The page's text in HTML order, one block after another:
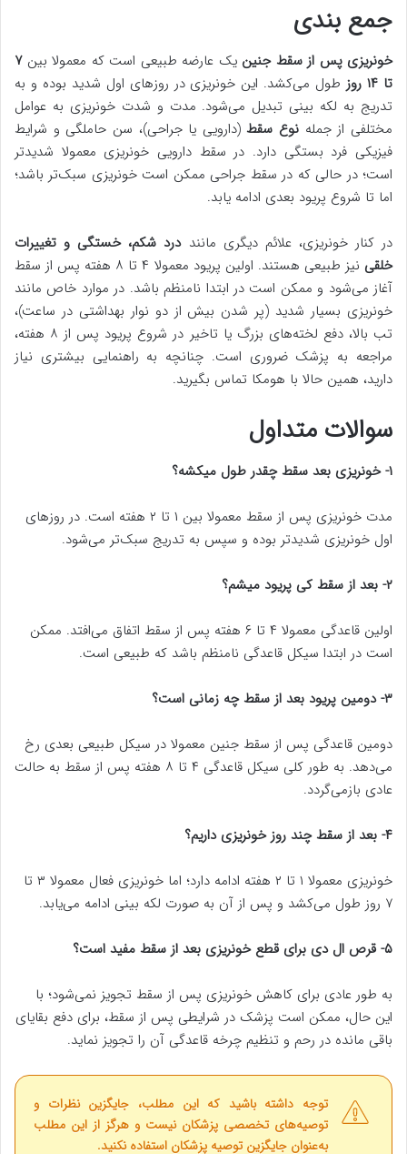
جمع بندی
خونریزی پس از سقط جنین یک عارضه طبیعی است که معمولا بین۷
تا ۱۴ روز
طول می‌کشد. این خونریزی در روزهای اول شدید بوده و به
تدریج به لکه بینی تبدیل می‌شود. مدت و شدت خونریزی به عوامل
مختلفی از جمله نوع سقط(دارویی یا جراحی)، سن حاملگی و شرایط
فیزیکی فرد بستگی دارد. در سقط دارویی خونریزی معمولا شدیدتر
است؛ در حالی که در سقط جراحی ممکن است خونریزی سبک‌تر باشد؛
اما تا شروع پریود بعدی ادامه یابد.
در کنار خونریزی، علائم دیگری ماننددرد شکم، خستگی و تغییرات
خلقی
نیز طبیعی هستند. اولین پریود معمولا ۴ تا ۸ هفته پس از سقط
آغاز می‌شود و ممکن است در ابتدا نامنظم باشد. در موارد خاص مانند
خونریزی بسیار شدید (پر شدن بیش از دو نوار بهداشتی در ساعت)،
تب بالا، دفع لخته‌های بزرگ یا تاخیر در شروع پریود پس از ۸ هفته،
مراجعه به پزشک ضروری است. چنانچه به راهنمایی بیشتری نیاز
دارید، همین حالا با هومکا تماس بگیرید.
سوالات متداول
۱- خونریزی بعد سقط چقدر طول میکشه؟
مدت خونریزی پس از سقط معمولا بین ۱ تا ۲ هفته است. در روزهای
اول خونریزی شدیدتر بوده و سپس به تدریج سبک‌تر می‌شود.
۲- بعد از سقط کی پریود میشم؟
اولین قاعدگی معمولا ۴ تا ۶ هفته پس از سقط اتفاق می‌افتد. ممکن
است در ابتدا سیکل قاعدگی نامنظم باشد که طبیعی است.
۳- دومین پریود بعد از سقط چه زمانی است؟
دومین قاعدگی پس از سقط جنین معمولا در سیکل طبیعی بعدی رخ
می‌دهد. به طور کلی سیکل قاعدگی ۴ تا ۸ هفته پس از سقط به حالت
عادی بازمی‌گردد.
۴- بعد از سقط چند روز خونریزی داریم؟
خونریزی معمولا ۱ تا ۲ هفته ادامه دارد؛ اما خونریزی فعال معمولا ۳ تا
۷ روز طول می‌کشد و پس از آن به صورت لکه بینی ادامه می‌یابد.
۵- قرص ال دی برای قطع خونریزی بعد از سقط مفید است؟
به طور عادی برای کاهش خونریزی پس از سقط تجویز نمی‌شود؛ با
این حال، ممکن است پزشک در شرایطی پس از سقط، برای دفع بقایای
باقی مانده در رحم و تنظیم چرخه قاعدگی آن را تجویز نماید.
توجه داشته باشید که این مطلب، جایگزین نظرات و
توصیه‌های تخصصی پزشکان نیست و هرگز از این مطلب
به‌عنوان جایگزین توصیه پزشکان استفاده نکنید.